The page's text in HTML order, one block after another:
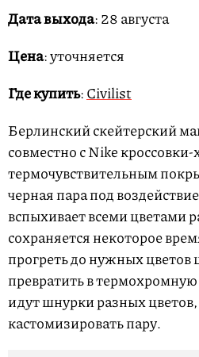
Дата выхода: 28 августа
Цена: уточняется
Где купить:Civilist
Берлинский скейтерский
совместно с Nike
термочувствительным
черная пара под
вспыхивает всеми цветами
сохраняется некоторое
прогреть до нужных
превратить в
идут шнурки разных
кастомизировать пару.